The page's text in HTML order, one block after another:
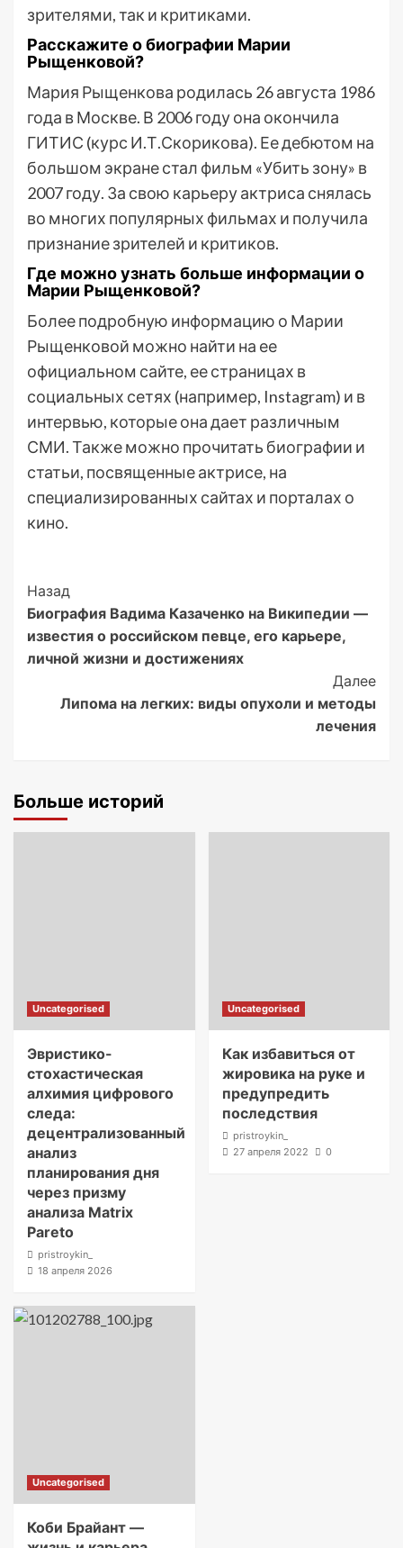
зрителями, так и критиками.
Расскажите о биографии Марии
Рыщенковой?
Мария Рыщенкова родилась 26 августа 1986
года в Москве. В 2006 году она окончила
ГИТИС (курс И.Т.Скорикова). Ее дебютом на
большом экране стал фильм «Убить зону» в
2007 году. За свою карьеру актриса снялась
во многих популярных фильмах и получила
признание зрителей и критиков.
Где можно узнать больше информации о
Марии Рыщенковой?
Более подробную информацию о Марии
Рыщенковой можно найти на ее
официальном сайте, ее страницах в
социальных сетях (например, Instagram) и в
интервью, которые она дает различным
СМИ. Также можно прочитать биографии и
статьи, посвященные актрисе, на
специализированных сайтах и порталах о
кино.
Post
Navigation
Назад
Биография Вадима Казаченко на Википедии —
известия о российском певце, его карьере,
личной жизни и достижениях
Далее
Липома на легких: виды опухоли и методы
лечения
Больше историй
Uncategorised
Эвристико-
стохастическая
алхимия цифрового
следа:
децентрализованный
анализ
планирования дня
через призму
анализа Matrix
Pareto
pristroykin_
18 апреля 2026
Uncategorised
Как избавиться от
жировика на руке и
предупредить
последствия
pristroykin_
27 апреля 2022
0
Uncategorised
Коби Брайант —